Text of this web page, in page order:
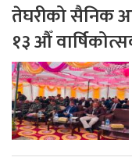
तेघरीको सैनिक
१३ औँ